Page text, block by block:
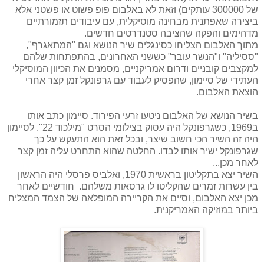
של 300000 עותקים) וזאת לא באלבום פופ פשוט או פשטני אלא
ביצירה שאפתנית מבחינה מוסיקלית, עם עיבודים תזמורתיים
מדהימים והפקה שהציבה סטנדרטים חדשים.
מתוך האלבום הצליחו כסינגלים שיר הנושא וגם "המתאגרף",
"ססיליה" ו"הנשר עובר" כששני האחרונים, בהתפתחות שלהם
למקצבים קובניים ודרום אמריקניים, מסמנים את הכיוון המוסיקלי
העתידי של סיימון, שהפסיק לעבוד עם גרפונקל זמן קצר אחרי
הוצאת האלבום.
בשיר הנושא של האלבום ניטעו זרעי הפירוד. סיימון כתב אותו
ב1969, כשגרפונקל היה עסוק בצילומי הסרט "מילכוד 22". לסיימון
היה זה השיר הכי חשוב שיצר, ובכל זאת הוא התעקש על כך
שגרפונקל ישיר אותו לבדו. החלטה שהוא התחרט עליה זמן קצר
לאחר מכן...
השיר יצא בתקליטון בראשית 1970,
ואלביס פרסלי היה הראשון
בין עשרות זמרים שהקליטו לו גרסאות משלהם. חודשיים לאחר
מכן יצא האלבום, וסיים את הקריירה המופלאה של הצמד המצליח
ביותר במוזיקה האמריקנית.